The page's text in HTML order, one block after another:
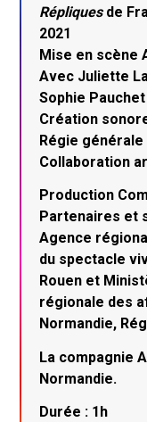
Répliquesde
2021
Mise en scène
Avec Juliette
Sophie Pauchet
Création
Régie générale
Collaboration
Production
Partenaires et
Agence
du spectacle
Rouen et
régionale des
Normandie,
La compagnie
Normandie.
Durée : 1h